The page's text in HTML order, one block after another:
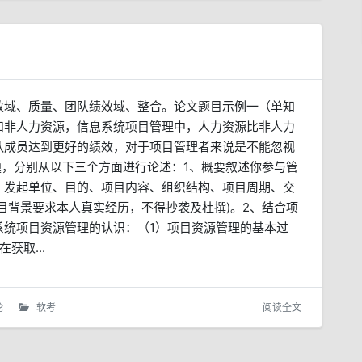
、质量、团队绩效域、整合。论文题目示例一（单知
人力资源，信息系统项目管理中，人力资源比非人力
员达到更好的绩效，对于项目管理者来说是不能忽视
分别从以下三个方面进行论述：1、概要叙述你参与管
起单位、目的、项目内容、组织结构、项目周期、交
景要求本人真实经历，不得抄袭及杜撰)。2、结合项
项目资源管理的认识：（1）项目资源管理的基本过
获取...
软考 阅读全文